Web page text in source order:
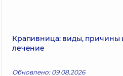
Крапивница: виды, причины
лечение
Обновлено: 09.08.2026